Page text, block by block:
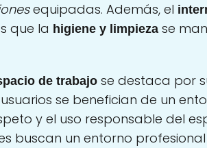
equipadas. Además, el
que la higiene y limpieza se
de trabajo se destaca por
usuarios se benefician de un
y el uso responsable del
buscan un entorno